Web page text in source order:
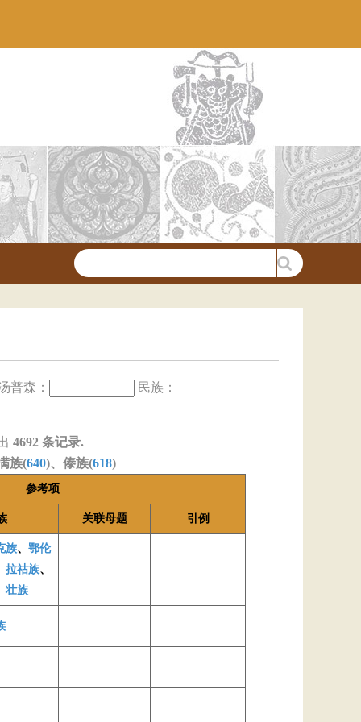
普森： 民族：
4692 条记录.
族(640)、傣族(618)
参考项
关联母题 引例
族、 鄂伦
拉祜族、
壮族